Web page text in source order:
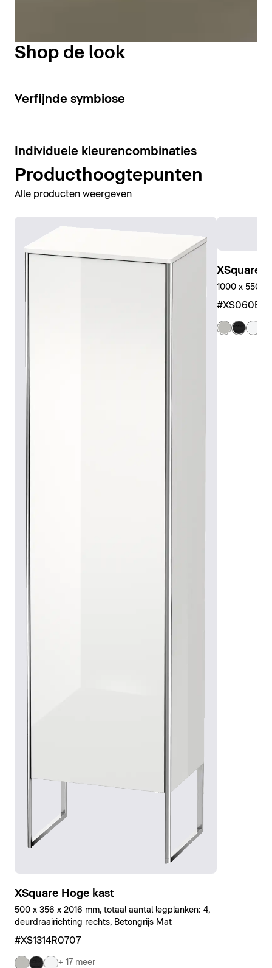
Spiegel weergeven
Shop de look
3
Verfijnde symbiose
4
Individuele kleurencombinaties
Producthoogtepunten
Alle producten weergeven
XSquare Hoge kast
500 x 356 x 2016 mm, totaal aantal legplanken: 4,
deurdraairichting rechts, Betongrijs Mat
#XS1314R0707
+ 17 meer
XSquare
1000 x 550 x